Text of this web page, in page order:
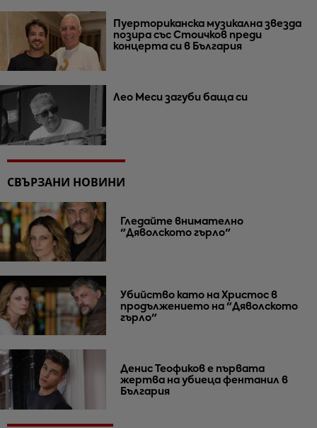
Пуерториканска музикална звезда
позира със Стоичков преди
концерта си в България
Лео Меси загуби баща си
СВЪРЗАНИ НОВИНИ
Гледайте внимателно
"Дяволското гърло"
Убийство като на Христос в
продължението на "Дяволското
гърло"
Денис Теофиков е първата
жертва на убиеца фентанил в
България